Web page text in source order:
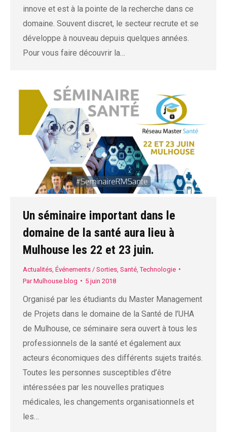
innove et est à la pointe de la recherche dans ce
domaine. Souvent discret, le secteur recrute et se
développe à nouveau depuis quelques années.
Pour vous faire découvrir la…
Un séminaire important dans le
domaine de la santé aura lieu à
Mulhouse les 22 et 23 juin.
Actualités Événements / Sorties Santé ,Technologie
ParMulhouse.blog 5 juin 2018
Organisé par les étudiants du Master Management
de Projets dans le domaine de la Santé de l’UHA
de Mulhouse, ce séminaire sera ouvert à tous les
professionnels de la santé et également aux
acteurs économiques des différents sujets traités.
Toutes les personnes susceptibles d’être
intéressées par les nouvelles pratiques
médicales, les changements organisationnels et
les…